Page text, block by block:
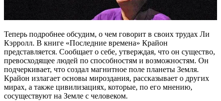
Теперь подробнее обсудим, о чем говорит в своих трудах Ли
Кэрролл. В книге «Последние времена» Крайон
представляется. Сообщает о себе, утверждая, что он существо,
превосходящее людей по способностям и возможностям. Он
подчеркивает, что создал магнитное поле планеты Земля.
Крайон излагает основы мироздания, рассказывает о других
мирах, а также цивилизациях, которые, по его мнению,
сосуществуют на Земле с человеком.